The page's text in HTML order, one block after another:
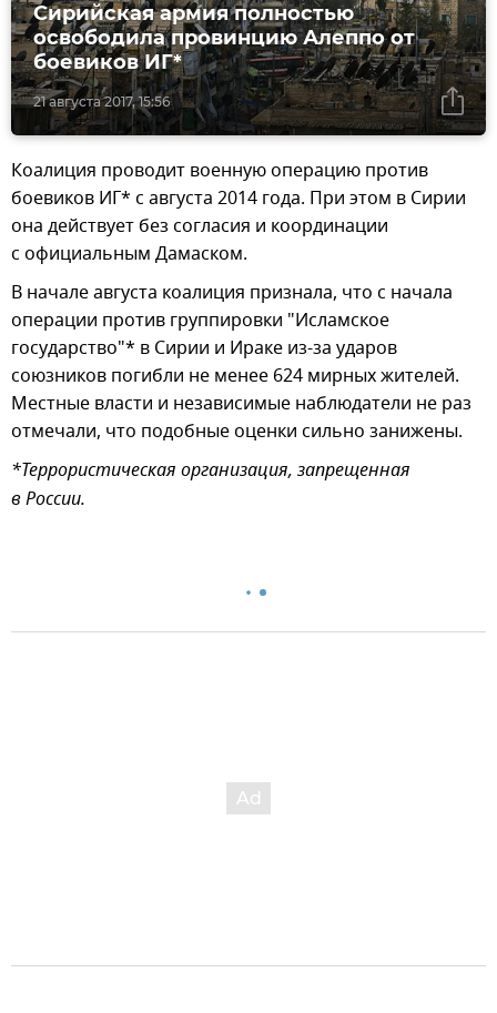
21 августа 2017, 15:56
Сирийская армия полностью
освободила провинцию Алеппо от
боевиков ИГ*
Коалиция проводит военную операцию против
боевиков ИГ* с августа 2014 года. При этом в Сирии
она действует без согласия и координации
с официальным Дамаском.
В начале августа коалиция признала, что с начала
операции против группировки "Исламское
государство"* в Сирии и Ираке из-за ударов
союзников погибли не менее 624 мирных жителей.
Местные власти и независимые наблюдатели не раз
отмечали, что подобные оценки сильно занижены.
*Террористическая организация, запрещенная
в России.